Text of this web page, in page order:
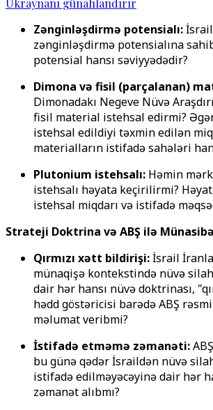
Ukraynanı günahlandırır
Zənginləşdirmə potensialı:
zənginləşdirmə potensialına
potensial hansı səviyyədədir?
Dimona və fisil (parçalanan)
Dimonadakı Negeve Nüvə
fisil material istehsal edirmi?
istehsal edildiyi təxmin edilən
materialların istifadə sahələri
Plutonium istehsalı: Həmin
istehsalı həyata keçirilirmi?
istehsal miqdarı və istifadə
Strateji Doktrina və ABŞ ilə
Qırmızı xətt bildirişi:İsrail
münaqişə kontekstində nüvə
dair hər hansı nüvə doktrinası,
hədd göstəricisi barədə ABŞ
məlumat veribmi?
İstifadə etməmə zəmanəti:
bu günə qədər İsraildən nüvə
istifadə edilməyəcəyinə dair hər
zəmanət alıbmı?